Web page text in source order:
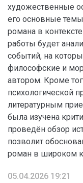
художественные
его основные
романа в
работы будет
событий, на
философские и
автором. Кроме
психологической
литературным
была изучена
проведён обзор
позволит
роман в широком
05.04.2026 19:21